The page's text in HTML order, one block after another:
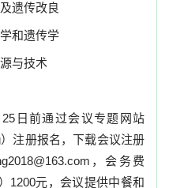
遗传改良
和遗传学
与技术
25 日前通过会议专题网站
）注册报名，下载会议注册
，会务费
1200元，会议提供中餐和